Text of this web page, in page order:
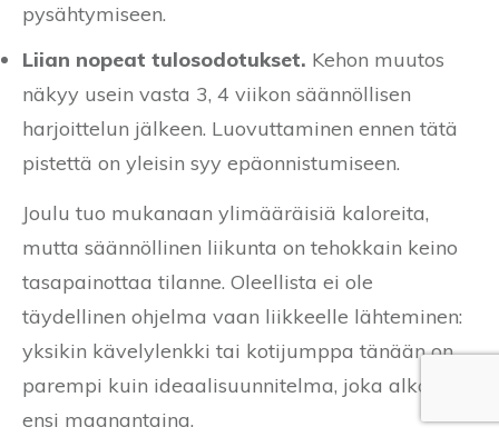
pysähtymiseen.
Liian nopeat tulosodotukset. Kehon muutos
näkyy usein vasta 3, 4 viikon säännöllisen
harjoittelun jälkeen. Luovuttaminen ennen tätä
pistettä on yleisin syy epäonnistumiseen.
Joulu tuo mukanaan ylimääräisiä kaloreita,
mutta säännöllinen liikunta on tehokkain keino
tasapainottaa tilanne. Oleellista ei ole
täydellinen ohjelma vaan liikkeelle lähteminen:
yksikin kävelylenkki tai kotijumppa tänään on
parempi kuin ideaalisuunnitelma, joka alkaa
ensi maanantaina.